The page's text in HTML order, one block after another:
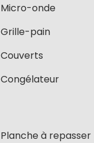
Micro-onde
Grille-pain
Couverts
Congélateur
Planche à repasser